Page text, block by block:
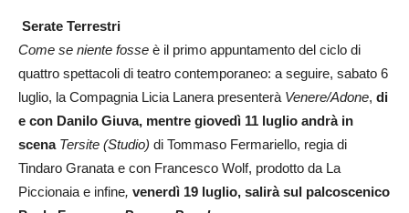
Serate Terrestri
Come se niente fosse è il primo appuntamento del ciclo di
quattro spettacoli di teatro contemporaneo: a seguire, sabato 6
luglio, la Compagnia Licia Lanera presenterà Venere/Adone, di
e con Danilo Giuva, mentre giovedì 11 luglio andrà in
scena Tersite (Studio) di Tommaso Fermariello, regia di
Tindaro Granata e con Francesco Wolf, prodotto da La
Piccionaia e infine, venerdì 19 luglio, salirà sul palcoscenico